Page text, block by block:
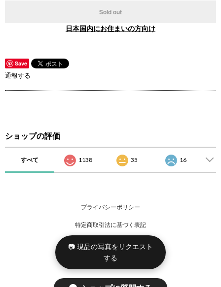
Sold out
日本国内にお住まいの方向け
Save
通報する
ショップの評価
すべて 1138 35 16
プライバシーポリシー
特定商取引法に基づく表記
📷 現品の写真をリクエスト
する